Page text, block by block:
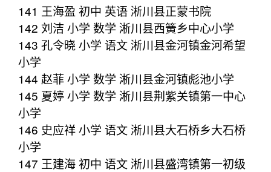
141 王海盈 初中 英语 淅川县正蒙书院
142 刘洁 小学 数学 淅川县西簧乡中心小学
143 孔令晓 小学 语文 淅川县金河镇金河希望
小学
144 赵菲 小学 数学 淅川县金河镇彪池小学
145 夏婷 小学 数学 淅川县荆紫关镇第一中心
小学
146 史应祥 小学 语文 淅川县大石桥乡大石桥
小学
147 王建海 初中 语文 淅川县盛湾镇第一初级